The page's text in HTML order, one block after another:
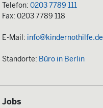
Telefon: 0203 7789 111
Fax: 0203 7789 118
E-Mail: info@kindernothilfe.de
Standorte: Büro in Berlin
Jobs